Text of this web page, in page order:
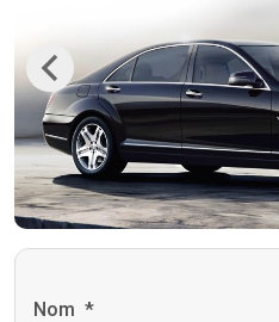
Previous
Nom *